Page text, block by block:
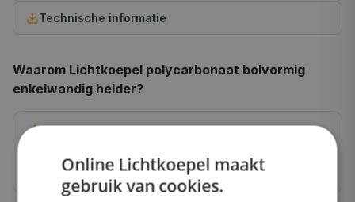
Technische informatie
Waarom Lichtkoepel polycarbonaat bolvormig
enkelwandig helder?
U-waarde ~5,7 W/m²K, bespaart op energiekosten
Online Lichtkoepel maakt
gebruik van cookies.